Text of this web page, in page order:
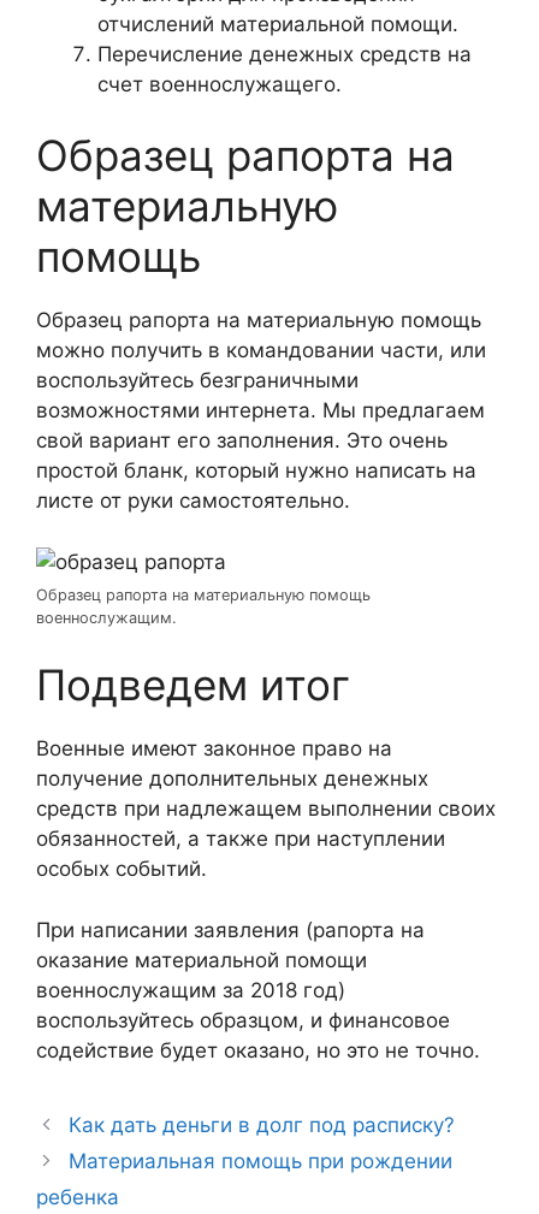
отчислений материальной помощи.
Перечисление денежных средств на
счет военнослужащего.
Образец рапорта на
материальную
помощь
Образец рапорта на материальную помощь
можно получить в командовании части, или
воспользуйтесь безграничными
возможностями интернета. Мы предлагаем
свой вариант его заполнения. Это очень
простой бланк, который нужно написать на
листе от руки самостоятельно.
Образец рапорта на материальную помощь
военнослужащим.
Подведем итог
Военные имеют законное право на
получение дополнительных денежных
средств при надлежащем выполнении своих
обязанностей, а также при наступлении
особых событий.
При написании заявления (рапорта на
оказание материальной помощи
военнослужащим за 2018 год)
воспользуйтесь образцом, и финансовое
содействие будет оказано, но это не точно.
Как дать деньги в долг под расписку?
Материальная помощь при рождении
ребенка